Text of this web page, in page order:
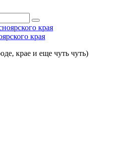
края
крае и еще чуть чуть)